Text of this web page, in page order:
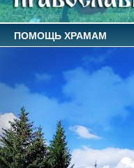
ПОМОЩЬ ХРАМАМ